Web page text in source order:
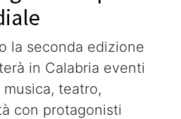
la seconda edizione
in Calabria eventi
teatro,
con protagonisti